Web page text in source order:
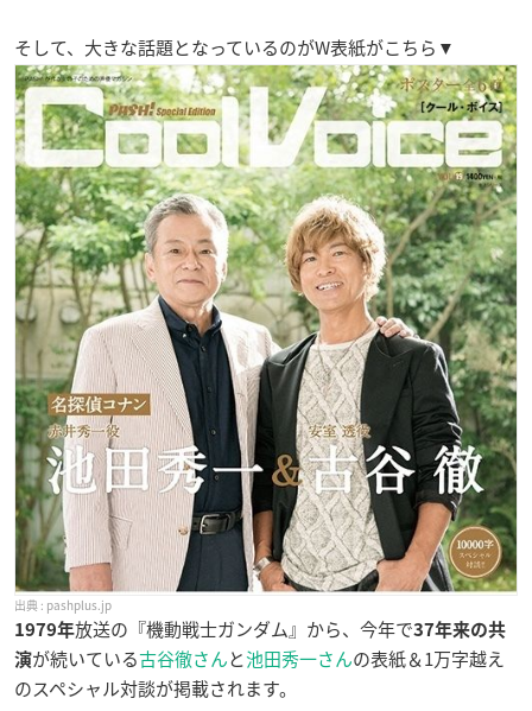
そして、大きな話題となっているのがW表紙がこちら▼
pashplus.jp
1979年放送の『機動戦士ガンダム』から、今年で37年来の共
演が続いている古谷徹さんと池田秀一さんの表紙＆1万字越え
のスペシャル対談が掲載されます。